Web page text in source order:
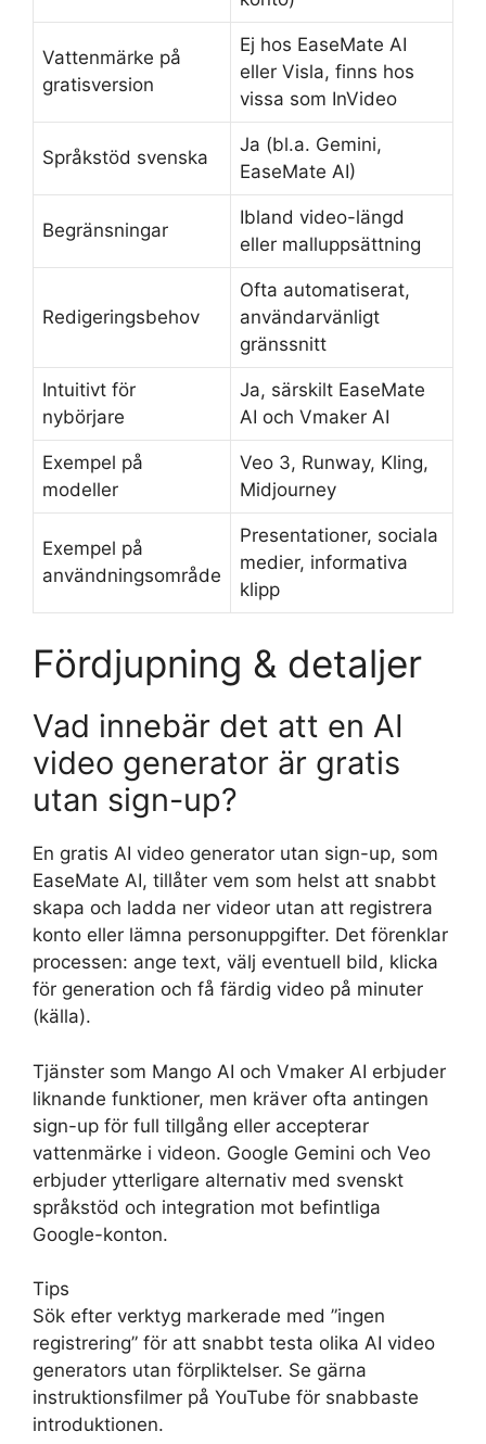
Vattenmärke på
gratisversion
Ej hos EaseMate AI
eller Visla, finns hos
vissa som InVideo
Språkstöd svenska
Ja (bl.a. Gemini,
EaseMate AI)
Begränsningar
Ibland video-längd
eller malluppsättning
Redigeringsbehov
Ofta automatiserat,
användarvänligt
gränssnitt
Intuitivt för
nybörjare
Ja, särskilt EaseMate
AI och Vmaker AI
Exempel på
modeller
Veo 3, Runway, Kling,
Midjourney
Exempel på
användningsområde
Presentationer, sociala
medier, informativa
klipp
Fördjupning & detaljer
Vad innebär det att en AI
video generator är gratis
utan sign-up?
En gratis AI video generator utan sign-up, som
EaseMate AI, tillåter vem som helst att snabbt
skapa och ladda ner videor utan att registrera
konto eller lämna personuppgifter. Det förenklar
processen: ange text, välj eventuell bild, klicka
för generation och få färdig video på minuter
(källa).
Tjänster som Mango AI och Vmaker AI erbjuder
liknande funktioner, men kräver ofta antingen
sign-up för full tillgång eller accepterar
vattenmärke i videon. Google Gemini och Veo
erbjuder ytterligare alternativ med svenskt
språkstöd och integration mot befintliga
Google-konton.
Tips
Sök efter verktyg markerade med ”ingen
registrering” för att snabbt testa olika AI video
generators utan förpliktelser. Se gärna
instruktionsfilmer på YouTube för snabbaste
introduktionen.